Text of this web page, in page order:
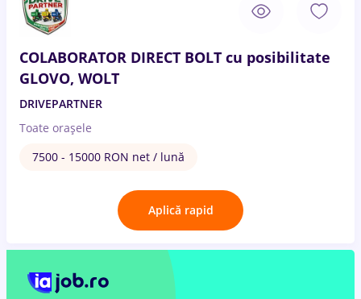
COLABORATOR DIRECT BOLT cu posibilitate
GLOVO, WOLT
DRIVEPARTNER
Toate oraşele
7500 - 15000 RON net / lună
Aplică rapid